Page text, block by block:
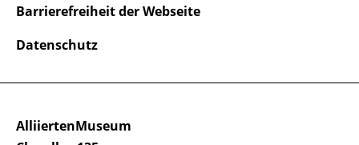
AlliiertenMuseum
Barrierefreiheit der Webseite
Datenschutz